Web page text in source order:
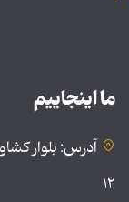
ما اینجاییم
آدرس: بلوار
۱۲